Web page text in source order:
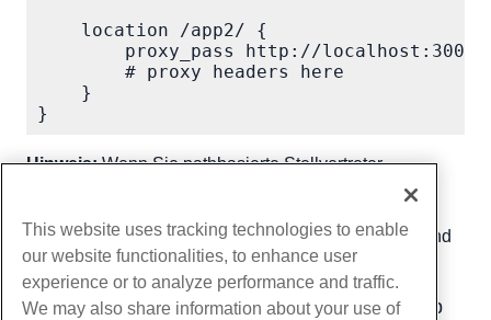
location /app2/ {
proxy_pass http://
# proxy headers here
}
}
Hinweis:Wenn Sie pathbasierte Stellvertreter
verwenden, können nachfolgende Schrägstriche und
sicher, dass Ihre Backend-App unter einem Untergrund
serviert wird.
Hinzufügen von Ratenbegrenzung, um Ihre App
This website uses tracking technologies to enable
our website functionalities, to enhance user
experience or to analyze performance and traffic.
We may also share information about your use of